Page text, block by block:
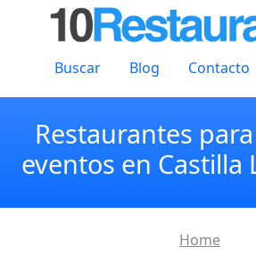
Buscar Blog Contacto
Restaurantes
eventos en Castilla
Home